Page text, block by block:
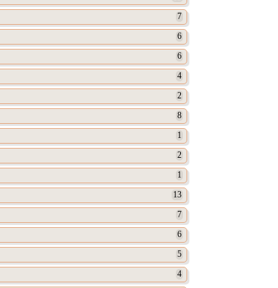
7
6
6
4
2
8
1
2
1
13
7
6
5
4